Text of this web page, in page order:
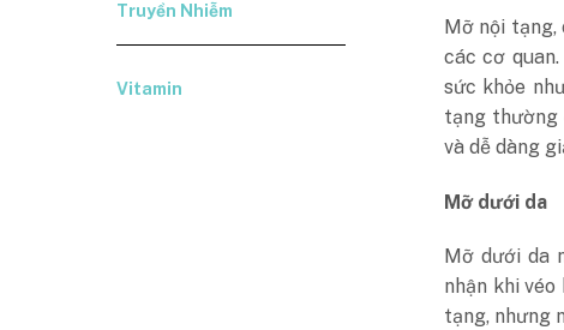
Truyền Nhiễm
Vitamin
Mỡ nội tạng,
các cơ
sức khỏe
tạng thường
và dễ dàng
Mỡ dưới da
Mỡ dưới da
nhận khi
tạng, nhưng